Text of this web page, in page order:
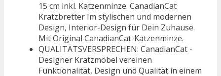
15 cm inkl. Katzenminze. CanadianCat
Kratzbretter Im stylischen und modernen
Design, Interior-Design für Dein Zuhause.
Mit Original CanadianCat-Katzenminze.
QUALITÄTSVERSPRECHEN: CanadianCat -
Designer Kratzmöbel vereinen
Funktionalität, Design und Qualität in einem